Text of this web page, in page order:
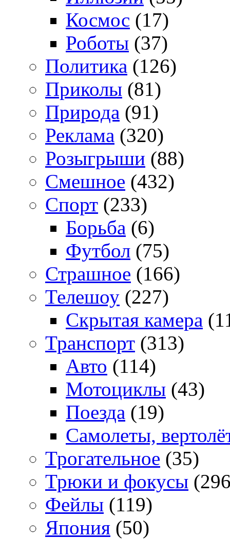
Космос (17)
Роботы (37)
Политика (126)
Приколы (81)
Природа (91)
Реклама (320)
Розыгрыши (88)
Смешное (432)
Спорт (233)
Борьба (6)
Футбол (75)
Страшное (166)
Телешоу (227)
Скрытая камера
Транспорт (313)
Авто (114)
Мотоциклы (43)
Поезда (19)
Самолеты,
Трогательное (35)
Трюки и фокусы
Фейлы (119)
Япония (50)